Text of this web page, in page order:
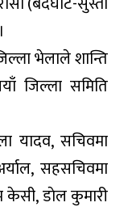
भेलाले शान्ति
जिल्ला समिति
यादव, सचिवमा
सहसचिवमा
केसी, डाेल कुमारी